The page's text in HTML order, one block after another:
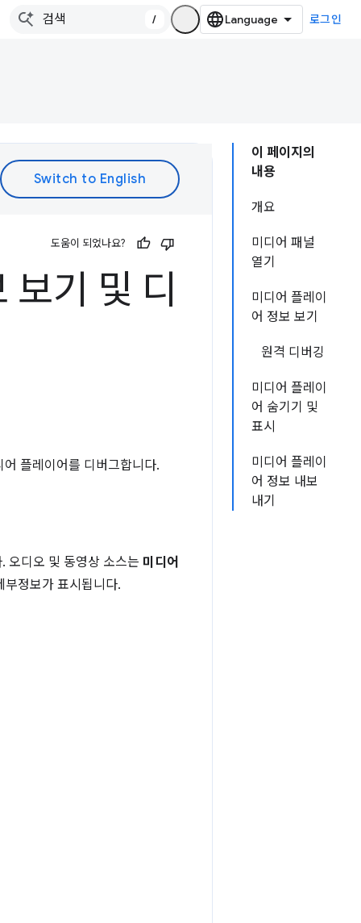
/ 로그인
이 페이지의
내용
개요
미디어 패널
열기
미디어 플레이
어 정보 보기
원격 디버깅
미디어 플레이
어 숨기기 및
표시
미디어 플레이
어 정보 내보
내기
도움이 되었나요?
기 및 디
플레이어를 디버그합니다.
오디오 및 동영상 소스는 미디어
정보가 표시됩니다.